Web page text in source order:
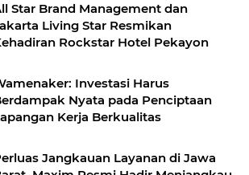
Star Brand Management dan
Living Star Resmikan
Rockstar Hotel Pekayon
Investasi Harus
Nyata pada Penciptaan
Kerja Berkualitas
Jangkauan Layanan di Jawa